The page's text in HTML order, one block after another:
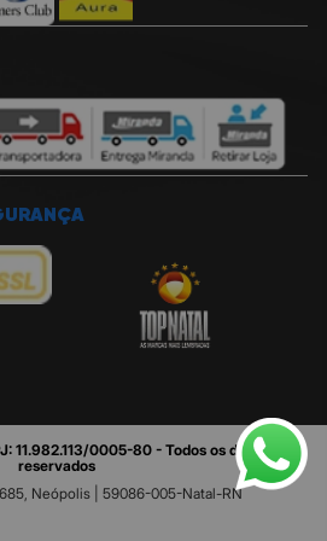
11.982.113/0005-80 - Todos os direitos
reservados
Neópolis | 59086-005-Natal-RN